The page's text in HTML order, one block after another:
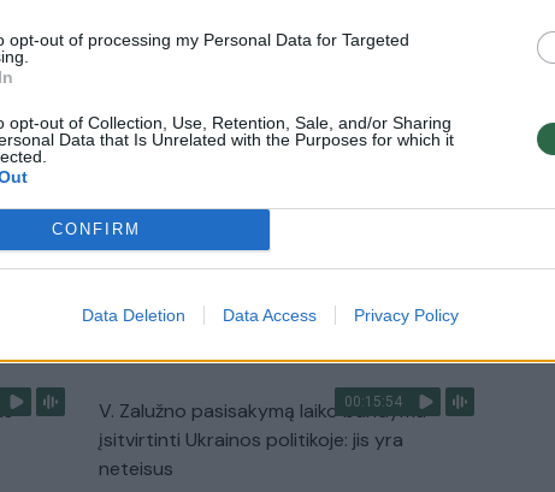
opt-out of processing my Personal Data for Targeted
opt-out of Collection, Use, Retention, Sale, and/or Sharing
Data that Is Unrelated with the Purposes for which it
CONFIRM
Data Deletion Data Access Privacy Policy
nesupranta Mindaugas Sinkevičius?
Visi įrašai
00:15:54
V. Zalužno pasisakymą laiko bandymu
įsitvirtinti Ukrainos politikoje: jis yra
neteisus